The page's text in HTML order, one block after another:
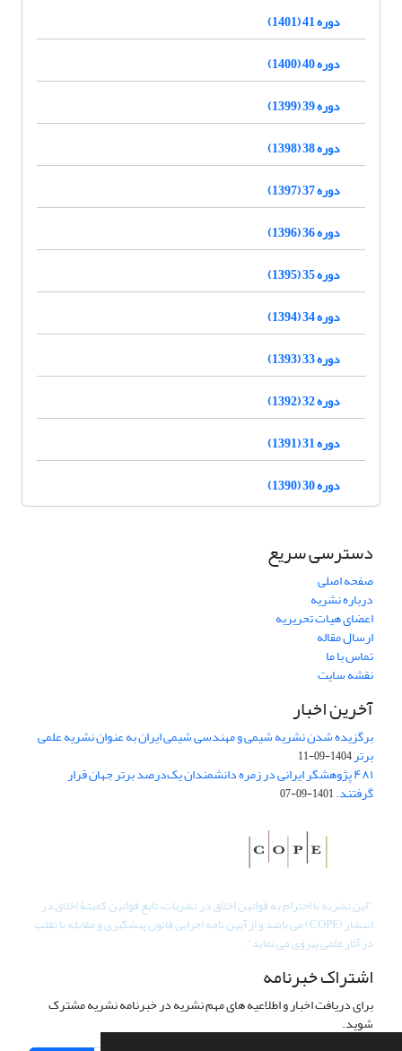
دوره 41 (1401)
دوره 40 (1400)
دوره 39 (1399)
دوره 38 (1398)
دوره 37 (1397)
دوره 36 (1396)
دوره 35 (1395)
دوره 34 (1394)
دوره 33 (1393)
دوره 32 (1392)
دوره 31 (1391)
دوره 30 (1390)
دسترسی سریع
صفحه اصلی
درباره نشریه
اعضای هیات تحریریه
ارسال مقاله
تماس با ما
نقشه سایت
آخرین اخبار
برگزیده شدن نشریه شیمی و مهندسی شیمی ایران به عنوان نشریه علمی
برتر1404-09-11
۴۸۱ پژوهشگر ایرانی در زمره دانشمندان یک‌درصد برتر جهان قرار
گرفتند.1401-09-07
"این نشریه با احترام به قوانین اخلاق در نشریات، تابع قوانین کمیتۀ اخلاق در
انتشار (COPE) می باشد و از آیین نامه اجرایی قانون پیشگیری و مقابله با تقلب
در آثار علمی پیروی می نماید".
اشتراک خبرنامه
برای دریافت اخبار و اطلاعیه های مهم نشریه در خبرنامه نشریه مشترک
شوید.